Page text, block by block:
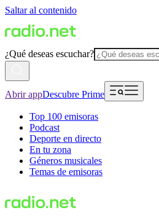
Saltar al contenido
¿Qué deseas escuchar?
Abrir appDescubre Prime
Top 100 emisoras
Podcast
Deporte en directo
En tu zona
Géneros musicales
Temas de emisoras